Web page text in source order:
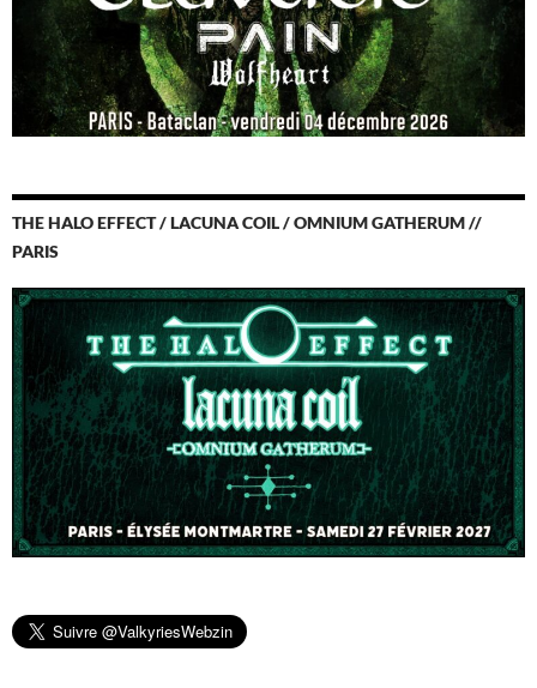
THE HALO EFFECT / LACUNA COIL / OMNIUM GATHERUM //
PARIS